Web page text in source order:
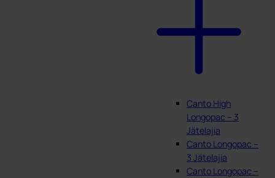
Canto High
Longopac – 3
Jätelajia
Canto Longopac –
3 Jätelajia
Canto Longopac –